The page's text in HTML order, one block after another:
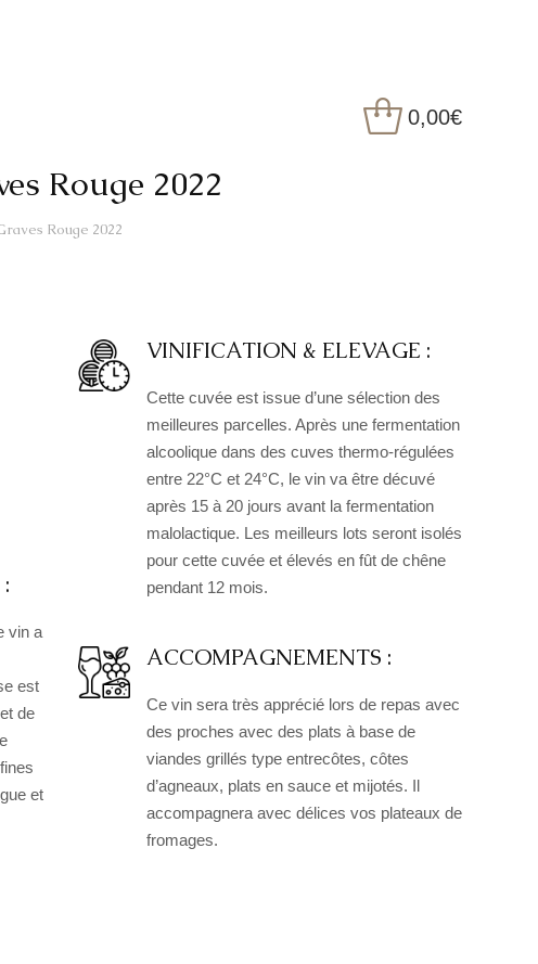
0,00€
Rouge 2022
Rouge 2022
vin a
est
de
et
VINIFICATION & ELEVAGE :
Cette cuvée est issue d’une sélection des
meilleures parcelles. Après une fermentation
alcoolique dans des cuves thermo-régulées
entre 22°C et 24°C, le vin va être décuvé
après 15 à 20 jours avant la fermentation
malolactique. Les meilleurs lots seront isolés
pour cette cuvée et élevés en fût de chêne
pendant 12 mois.
ACCOMPAGNEMENTS :
Ce vin sera très apprécié lors de repas avec
des proches avec des plats à base de
viandes grillés type entrecôtes, côtes
d’agneaux, plats en sauce et mijotés. Il
accompagnera avec délices vos plateaux de
fromages.